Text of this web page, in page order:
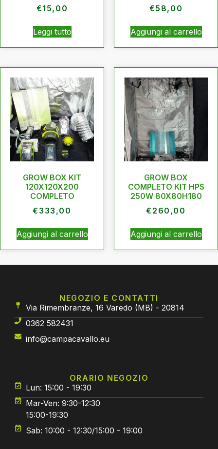
€15,00
Leggi tutto
€58,00
Aggiungi al carrello
GROW BOX KIT
120X120X200
COMPLETO
€ 333,00
Aggiungi al carrello
GROW BOX
COMPLETO KIT HPS
250W 80X80H180
€ 260,00
Aggiungi al carrello
NEGOZIO E CONTATTI
Via Rimembranze, 16 Varedo (MB) - 20814
0362 582431
info@campacavallo.eu
ORARIO NEGOZIO
Lun: 15:00 - 19:30
Mar-Ven: 9:30-12:30
15:00-19:30
Sab: 10:00 - 12:30/15:00 - 19:00